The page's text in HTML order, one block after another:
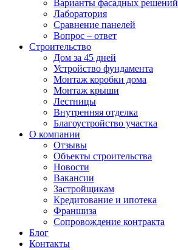
Варианты фасадных решений
Лаборатория
Сравнение панелей
Вопрос – ответ
Строительство
Дом за 45 дней
Устройство фундамента
Монтаж коробки дома
Монтаж крыши
Лестницы
Внутренняя отделка
Благоустройство участка
О компании
Отзывы
Объекты строительства
Новости
Вакансии
Застройщикам
Кредитование и ипотека
Франшиза
Сопровождение контракта
Блог
Контакты